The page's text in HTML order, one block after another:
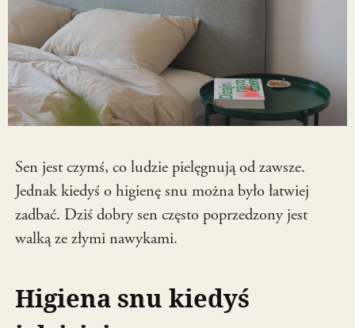
Sen jest czymś, co ludzie pielęgnują od zawsze.
Jednak kiedyś o higienę snu można było łatwiej
zadbać. Dziś dobry sen często poprzedzony jest
walką ze złymi nawykami.
Higiena snu kiedyś